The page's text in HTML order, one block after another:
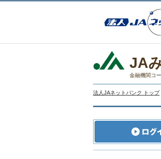
JA
金融機関コ
法人JAネットバンク トップ